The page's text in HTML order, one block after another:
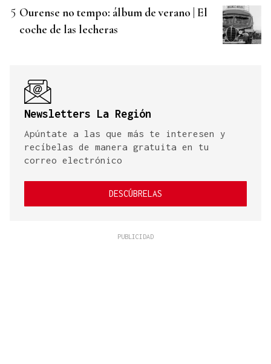
Ourense no tempo: álbum de verano | El
coche de las lecheras
Newsletters La Región
Apúntate a las que más te interesen y
recíbelas de manera gratuita en tu
correo electrónico
DESCÚBRELAS